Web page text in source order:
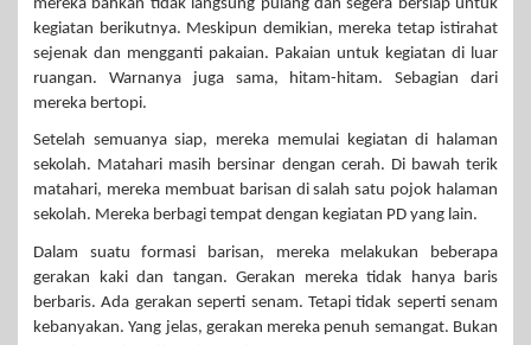
mereka bahkan tidak langsung pulang dan segera bersiap untuk
kegiatan berikutnya. Meskipun demikian, mereka tetap istirahat
sejenak dan mengganti pakaian. Pakaian untuk kegiatan di luar
ruangan. Warnanya juga sama, hitam-hitam. Sebagian dari
mereka bertopi.
Setelah semuanya siap, mereka memulai kegiatan di halaman
sekolah. Matahari masih bersinar dengan cerah. Di bawah terik
matahari, mereka membuat barisan di salah satu pojok halaman
sekolah. Mereka berbagi tempat dengan kegiatan PD yang lain.
Dalam suatu formasi barisan, mereka melakukan beberapa
gerakan kaki dan tangan. Gerakan mereka tidak hanya baris
berbaris. Ada gerakan seperti senam. Tetapi tidak seperti senam
kebanyakan. Yang jelas, gerakan mereka penuh semangat. Bukan